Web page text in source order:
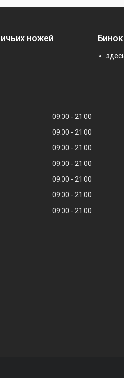
ножей
09:00
21:00
09:00
21:00
09:00
21:00
09:00
21:00
09:00
21:00
09:00
21:00
09:00 21:00